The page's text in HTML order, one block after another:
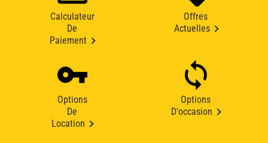
Calculateur
De
Paiement
Offres
Actuelles
Options
De
Location
Options
D'occasion